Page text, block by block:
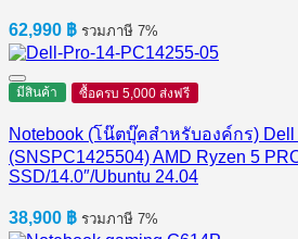
62,990 ฿ รวมภาษี 7%
มีสินค้า ซื้อครบ 5,000 ส่งฟรี
Notebook (โน๊ตบุ๊คสำหรับองค์กร) Dell
(SNSPC1425504) AMD Ryzen 5
SSD/14.0″/Ubuntu 24.04
38,900 ฿ รวมภาษี 7%